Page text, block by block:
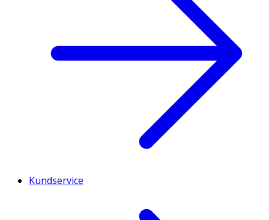
Kundservice